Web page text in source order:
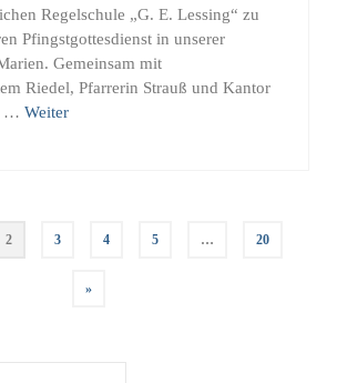
Regelschule „G. E. Lessing“ zu
Pfingstgottesdienst in unserer
Gemeinsam mit
Riedel, Pfarrerin Strauß und Kantor
… Weiter
2 3 4 5 … 20
»